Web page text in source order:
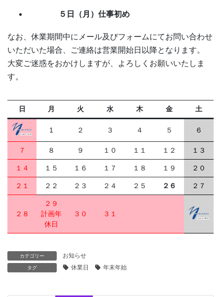
５日（月）仕事初め
なお、休業期間中にメール及びフォームにてお問い合わせ
いただいた場合、ご連絡は営業開始日以降となります。
大変ご迷惑をおかけしますが、よろしくお願いいたしま
す。
日 月 火 水 木 金 土
1 ２ ３ ４ ５ ６
７ ８ ９ １０ １１ １２ １３
１４ １５ １６ １７ １８ １９ ２０
２１ ２２ ２３ ２４ ２５ ２６ ２７
２８
２９
計画年
休日
３０ ３１
カテゴリー お知らせ
タグ 休業日 年末年始